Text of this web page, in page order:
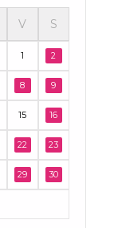
V S
1 2
8 9
15 16
22 23
29 30